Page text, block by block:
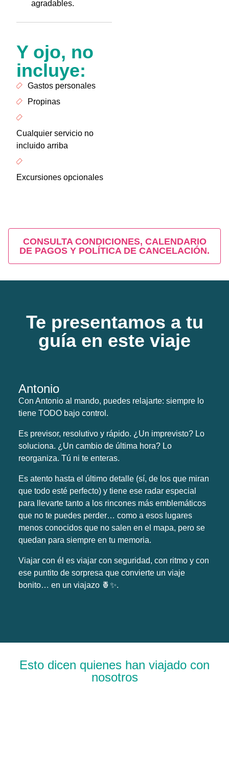
agradables.
Y ojo, no
incluye:
Gastos personales
Propinas
Cualquier servicio no
incluido arriba
Excursiones opcionales
CONSULTA CONDICIONES, CALENDARIO
DE PAGOS Y POLÍTICA DE CANCELACIÓN.
Te presentamos a tu
guía en este viaje
Antonio
Con Antonio al mando, puedes relajarte: siempre lo
tiene TODO bajo control.
Es previsor, resolutivo y rápido. ¿Un imprevisto? Lo
soluciona. ¿Un cambio de última hora? Lo
reorganiza. Tú ni te enteras.
Es atento hasta el último detalle (sí, de los que miran
que todo esté perfecto) y tiene ese radar especial
para llevarte tanto a los rincones más emblemáticos
que no te puedes perder… como a esos lugares
menos conocidos que no salen en el mapa, pero se
quedan para siempre en tu memoria.
Viajar con él es viajar con seguridad, con ritmo y con
ese puntito de sorpresa que convierte un viaje
bonito… en un viajazo 🍍✨.
Esto dicen quienes han viajado con
nosotros